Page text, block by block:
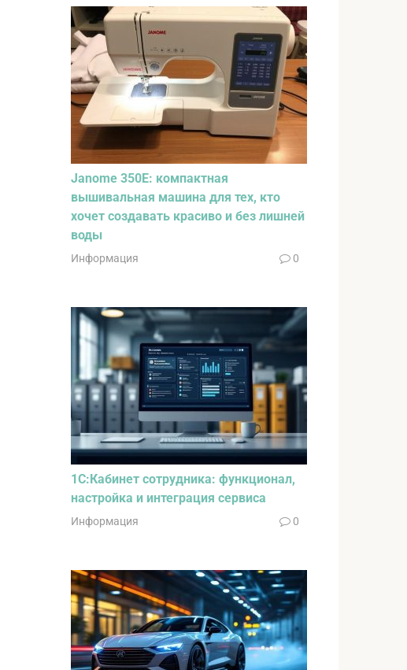
Janome 350E: компактная
вышивальная машина для тех, кто
хочет создавать красиво и без лишней
воды
Информация 0
1С:Кабинет сотрудника: функционал,
настройка и интеграция сервиса
Информация 0